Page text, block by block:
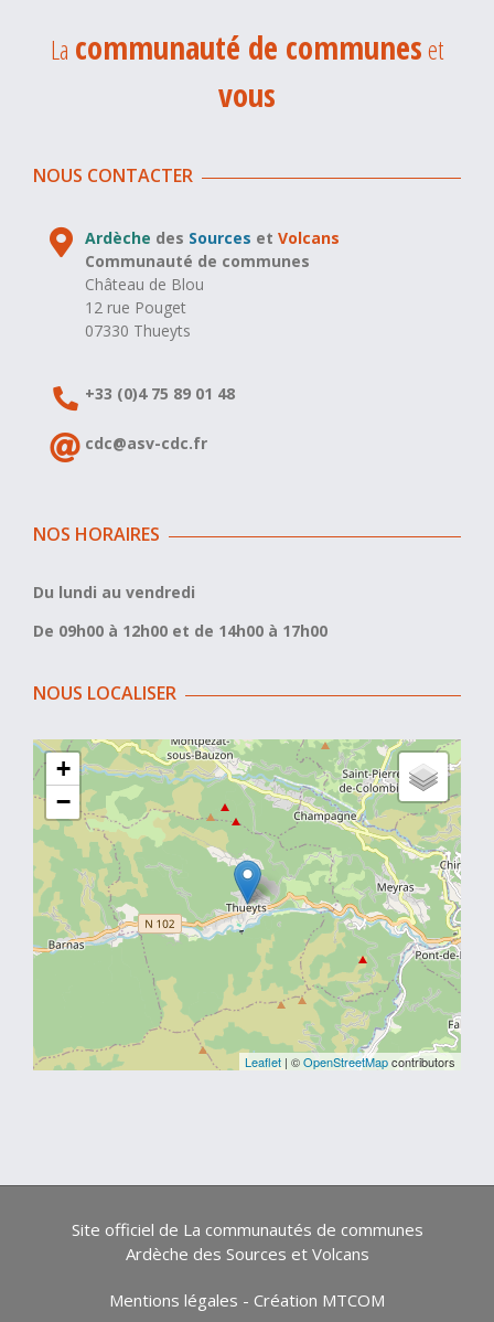
La communauté de communeset
vous
NOUS CONTACTER
Ardèche des Sources etVolcans
Communauté de communes
Château de Blou
12 rue Pouget
07330 Thueyts
+33 (0)4 75 89 01 48
cdc@asv-cdc.fr
NOS HORAIRES
Du lundi au vendredi
De 09h00 à 12h00 et de 14h00 à 17h00
NOUS LOCALISER
+
−
Leaflet | ©OpenStreetMapcontributors
Site officiel de La communautés de communes
Ardèche des Sources et Volcans
Mentions légales - Création MTCOM